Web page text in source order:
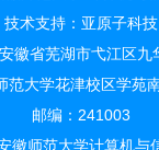
技术支持： 亚原子科技
徽省芜湖市弋江区九
范大学花津校区学苑
邮编：241003
徽师范大学计算机与